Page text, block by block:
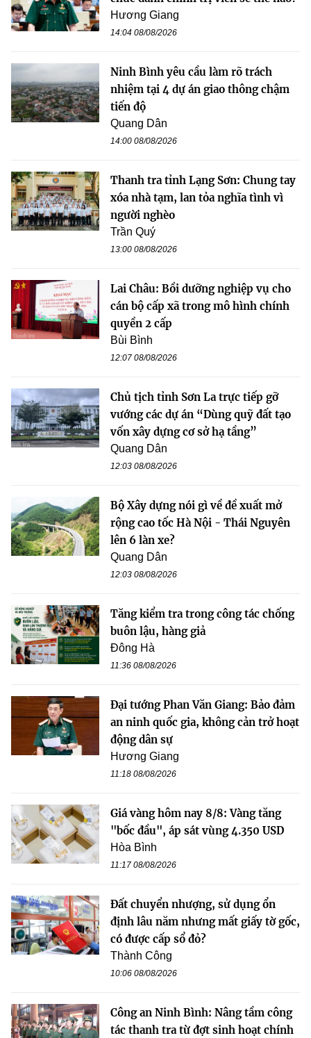
Hương Giang
14:04 08/08/2026
Ninh Bình yêu cầu làm rõ trách
nhiệm tại 4 dự án giao thông chậm
tiến độ
Quang Dân
14:00 08/08/2026
Thanh tra tỉnh Lạng Sơn: Chung tay
xóa nhà tạm, lan tỏa nghĩa tình vì
người nghèo
Trần Quý
13:00 08/08/2026
Lai Châu: Bồi dưỡng nghiệp vụ cho
cán bộ cấp xã trong mô hình chính
quyền 2 cấp
Bùi Bình
12:07 08/08/2026
Chủ tịch tỉnh Sơn La trực tiếp gỡ
vướng các dự án “Dùng quỹ đất tạo
vốn xây dựng cơ sở hạ tầng”
Quang Dân
12:03 08/08/2026
Bộ Xây dựng nói gì về đề xuất mở
rộng cao tốc Hà Nội - Thái Nguyên
lên 6 làn xe?
Quang Dân
12:03 08/08/2026
Tăng kiểm tra trong công tác chống
buôn lậu, hàng giả
Đông Hà
11:36 08/08/2026
Đại tướng Phan Văn Giang: Bảo đảm
an ninh quốc gia, không cản trở hoạt
động dân sự
Hương Giang
11:18 08/08/2026
Giá vàng hôm nay 8/8: Vàng tăng
"bốc đầu", áp sát vùng 4.350 USD
Hòa Bình
11:17 08/08/2026
Đất chuyển nhượng, sử dụng ổn
định lâu năm nhưng mất giấy tờ gốc,
có được cấp sổ đỏ?
Thành Công
10:06 08/08/2026
Công an Ninh Bình: Nâng tầm công
tác thanh tra từ đợt sinh hoạt chính